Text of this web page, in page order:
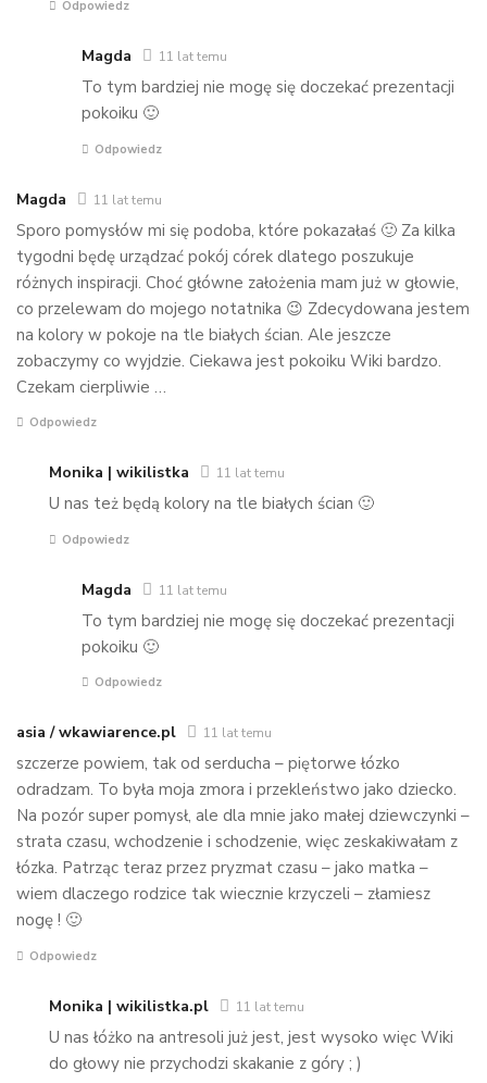
Odpowiedz
Magda 11 lat temu
To tym bardziej nie mogę się doczekać prezentacji
pokoiku 🙂
Odpowiedz
Magda 11 lat temu
Sporo pomysłów mi się podoba, które pokazałaś 🙂 Za kilka
tygodni będę urządzać pokój córek dlatego poszukuje
różnych inspiracji. Choć główne założenia mam już w głowie,
co przelewam do mojego notatnika 😉 Zdecydowana jestem
na kolory w pokoje na tle białych ścian. Ale jeszcze
zobaczymy co wyjdzie. Ciekawa jest pokoiku Wiki bardzo.
Czekam cierpliwie …
Odpowiedz
Monika | wikilistka 11 lat temu
U nas też będą kolory na tle białych ścian 🙂
Odpowiedz
Magda 11 lat temu
To tym bardziej nie mogę się doczekać prezentacji
pokoiku 🙂
Odpowiedz
asia / wkawiarence.pl 11 lat temu
szczerze powiem, tak od serducha – piętorwe łózko
odradzam. To była moja zmora i przekleństwo jako dziecko.
Na pozór super pomysł, ale dla mnie jako małej dziewczynki –
strata czasu, wchodzenie i schodzenie, więc zeskakiwałam z
łózka. Patrząc teraz przez pryzmat czasu – jako matka –
wiem dlaczego rodzice tak wiecznie krzyczeli – złamiesz
nogę ! 🙂
Odpowiedz
Monika | wikilistka.pl 11 lat temu
U nas łóżko na antresoli już jest, jest wysoko więc Wiki
do głowy nie przychodzi skakanie z góry ; )